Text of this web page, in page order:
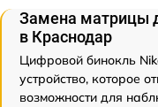
Замена матрицы
в Краснодар
Цифровой бинокль
устройство, которое
возможности для